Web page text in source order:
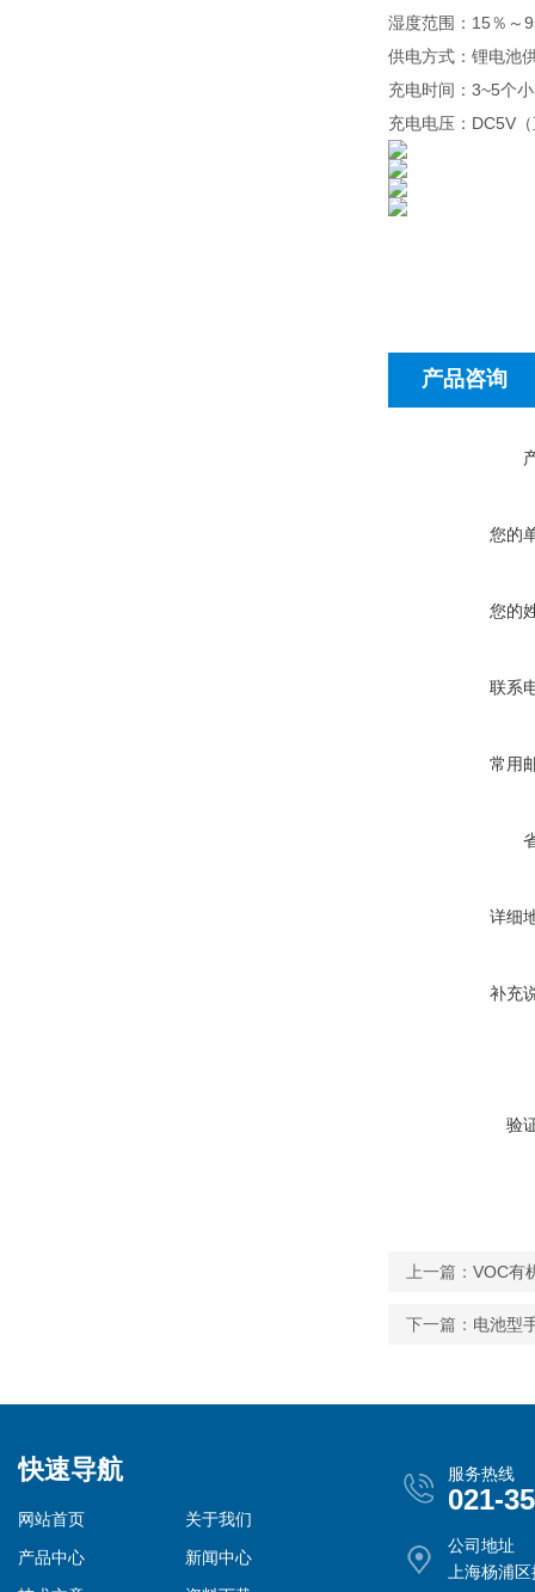
湿度范围：15％～
供电方式：锂电池
充电时间：3~5个
充电电压：DC5V
产品咨询
您的
您的
联系
常用
详细
补充
验
上一篇： VOC有
下一篇： 电池型
快速导航
网站首页
关于我们
产品中心
新闻中心
服务热线
021-
公司地址
上海杨浦